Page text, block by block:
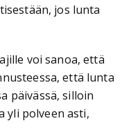
jos lunta
voi sanoa, että
että lunta
päivässä, silloin
yli polveen asti,